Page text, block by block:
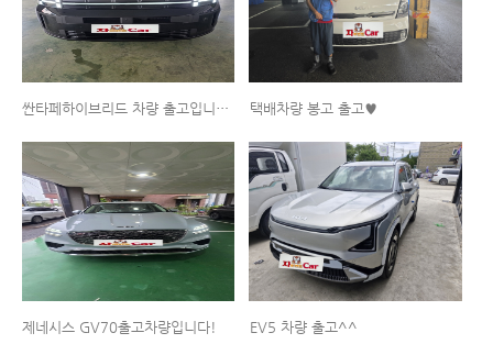
싼타페하이브리드 차량 출고입니다^^ 택배차량 봉고 출고♥
제네시스 GV70출고차량입니다! EV5 차량 출고^^